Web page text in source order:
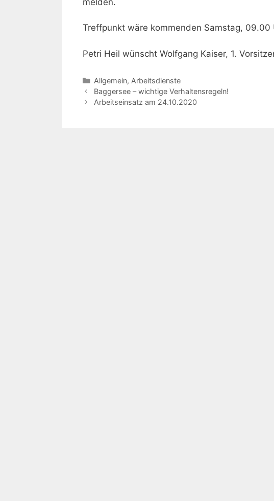
Treffpunkt wäre kommenden Samstag, 09.00
Petri Heil wünscht Wolfgang Kaiser, 1.
Kategorien
Allgemein, Arbeitsdienste
Baggersee – wichtige Verhaltensregeln!
Arbeitseinsatz am 24.10.2020